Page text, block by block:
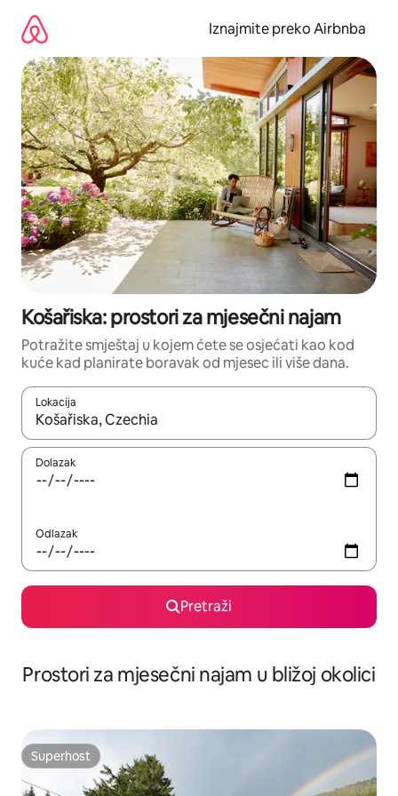
sadržaj
Iznajmite preko Airbnba
Košařiska: prostori za mjesečni najam
Potražite smještaj u kojem ćete se osjećati kao kod
kuće kad planirate boravak od mjesec ili više dana.
Lokacija
Kada budu dostupni rezultati, moći ćete ih pregledati
Dolazak
Odlazak
Pretraži
Prostori za mjesečni najam u bližoj okolici
Superhost
Superhost